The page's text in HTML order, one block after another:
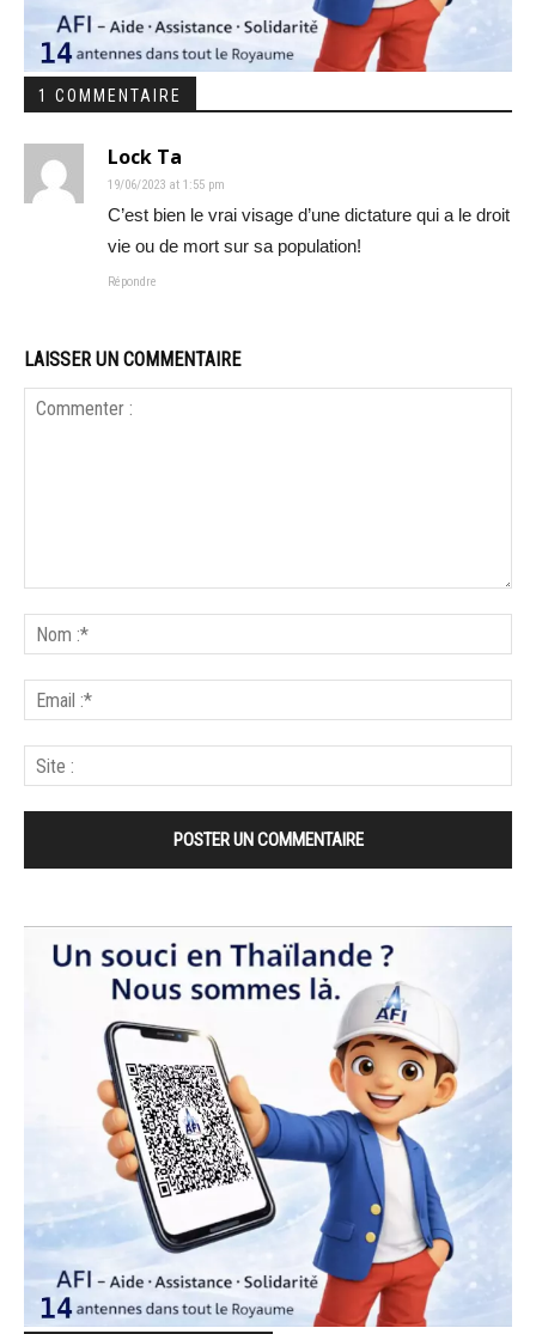
1 COMMENTAIRE
Lock Ta
19/06/2023 at 1:55 pm
C’est bien le vrai visage d’une dictature qui a le droit
vie ou de mort sur sa population!
Répondre
LAISSER UN COMMENTAIRE